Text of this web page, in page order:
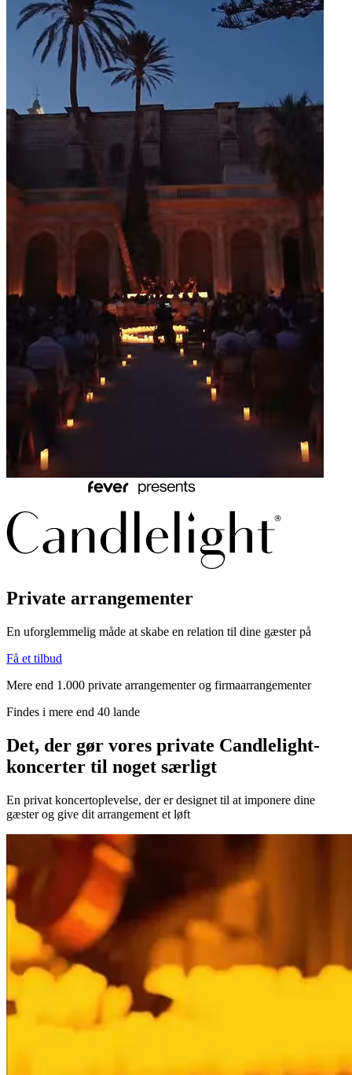
Private arrangementer
En uforglemmelig måde at skabe en relation til dine gæster på
Få et tilbud
Mere end 1.000 private arrangementer og firmaarrangementer
Findes i mere end 40 lande
Det, der gør vores private Candlelight-
koncerter til noget særligt
En privat koncertoplevelse, der er designet til at imponere dine
gæster og give dit arrangement et løft